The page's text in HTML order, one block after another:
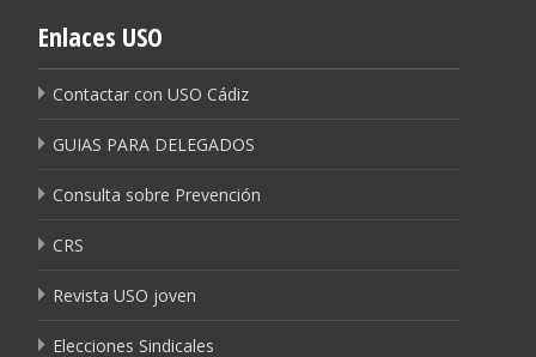
Enlaces USO
Contactar con USO Cádiz
GUIAS PARA DELEGADOS
Consulta sobre Prevención
CRS
Revista USO joven
Elecciones Sindicales